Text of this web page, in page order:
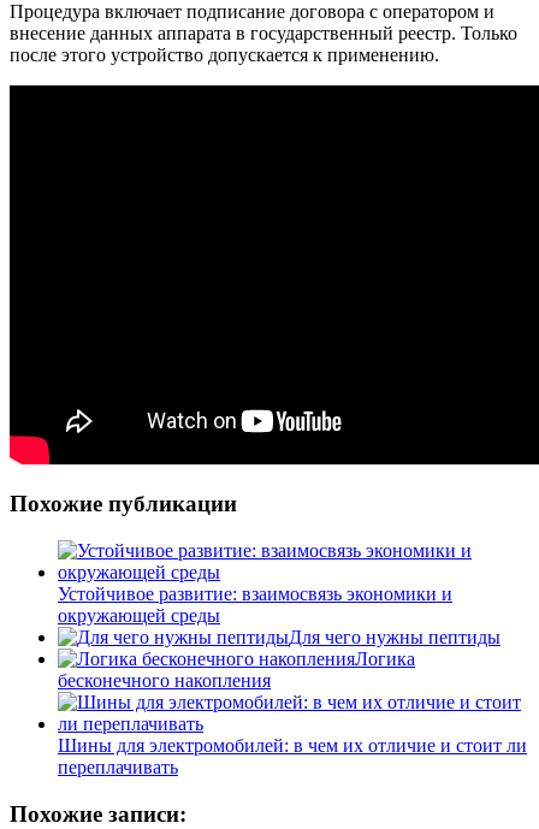
Процедура включает подписание договора с оператором и
внесение данных аппарата в государственный реестр. Только
после этого устройство допускается к применению.
Похожие публикации
Устойчивое развитие: взаимосвязь экономики и
окружающей среды
Для чего нужны пептиды
Логика
бесконечного накопления
Шины для электромобилей: в чем их отличие и стоит ли
переплачивать
Похожие записи: